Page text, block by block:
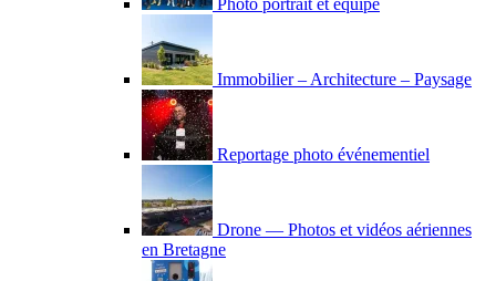
Photo portrait et équipe
Immobilier – Architecture – Paysage
Reportage photo événementiel
Drone — Photos et vidéos aériennes
en Bretagne